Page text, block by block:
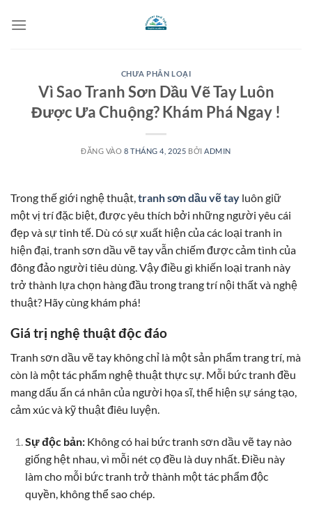
qua
CHƯA PHÂN LOẠI
Vì Sao Tranh Sơn Dầu Vẽ Tay Luôn
Được Ưa Chuộng? Khám Phá Ngay !
ĐĂNG VÀO 8 THÁNG 4, 2025 BỞI ADMIN
Trong thế giới nghệ thuật, tranh sơn dầu vẽ tay luôn giữ
một vị trí đặc biệt, được yêu thích bởi những người yêu cái
đẹp và sự tinh tế. Dù có sự xuất hiện của các loại tranh in
hiện đại, tranh sơn dầu vẽ tay vẫn chiếm được cảm tình của
đông đảo người tiêu dùng. Vậy điều gì khiến loại tranh này
trở thành lựa chọn hàng đầu trong trang trí nội thất và nghệ
thuật? Hãy cùng khám phá!
Giá trị nghệ thuật độc đáo
Tranh sơn dầu vẽ tay không chỉ là một sản phẩm trang trí, mà
còn là một tác phẩm nghệ thuật thực sự. Mỗi bức tranh đều
mang dấu ấn cá nhân của người họa sĩ, thể hiện sự sáng tạo,
cảm xúc và kỹ thuật điêu luyện.
Sự độc bản:Không có hai bức tranh sơn dầu vẽ tay nào
giống hệt nhau, vì mỗi nét cọ đều là duy nhất. Điều này
làm cho mỗi bức tranh trở thành một tác phẩm độc
quyền, không thể sao chép.